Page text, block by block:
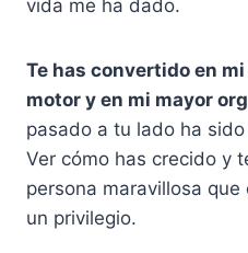
vida me ha dado.
Te has convertido en
motor y en mi mayor
pasado a tu lado ha
Ver cómo has crecido y
persona maravillosa
un privilegio.